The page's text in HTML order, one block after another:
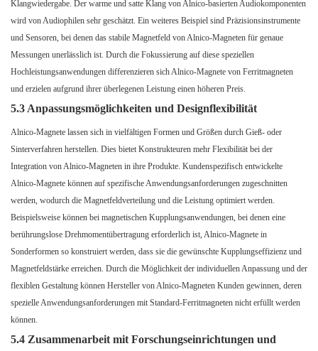
Klangwiedergabe. Der warme und satte Klang von Alnico-basierten Audiokomponenten
wird von Audiophilen sehr geschätzt. Ein weiteres Beispiel sind Präzisionsinstrumente
und Sensoren, bei denen das stabile Magnetfeld von Alnico-Magneten für genaue
Messungen unerlässlich ist. Durch die Fokussierung auf diese speziellen
Hochleistungsanwendungen differenzieren sich Alnico-Magnete von Ferritmagneten
und erzielen aufgrund ihrer überlegenen Leistung einen höheren Preis.
5.3 Anpassungsmöglichkeiten und Designflexibilität
Alnico-Magnete lassen sich in vielfältigen Formen und Größen durch Gieß- oder
Sinterverfahren herstellen. Dies bietet Konstrukteuren mehr Flexibilität bei der
Integration von Alnico-Magneten in ihre Produkte. Kundenspezifisch entwickelte
Alnico-Magnete können auf spezifische Anwendungsanforderungen zugeschnitten
werden, wodurch die Magnetfeldverteilung und die Leistung optimiert werden.
Beispielsweise können bei magnetischen Kupplungsanwendungen, bei denen eine
berührungslose Drehmomentübertragung erforderlich ist, Alnico-Magnete in
Sonderformen so konstruiert werden, dass sie die gewünschte Kupplungseffizienz und
Magnetfeldstärke erreichen. Durch die Möglichkeit der individuellen Anpassung und der
flexiblen Gestaltung können Hersteller von Alnico-Magneten Kunden gewinnen, deren
spezielle Anwendungsanforderungen mit Standard-Ferritmagneten nicht erfüllt werden
können.
5.4 Zusammenarbeit mit Forschungseinrichtungen und